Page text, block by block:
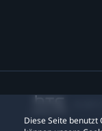
Diese Seite